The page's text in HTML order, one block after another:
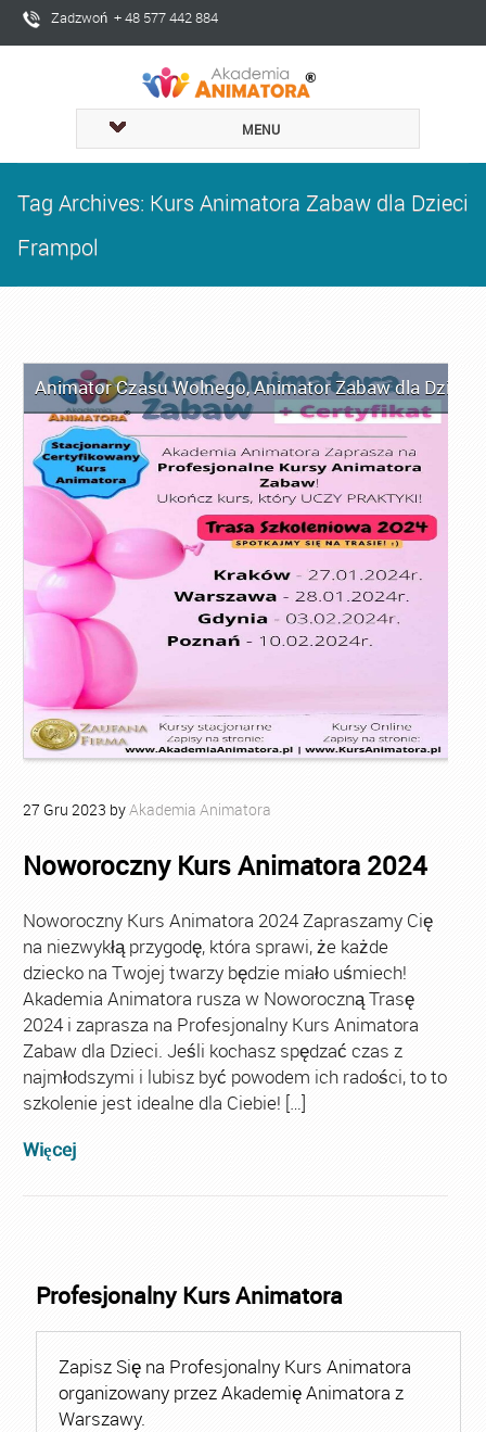
Zadzwoń + 48 577 442 884
MENU
Tag Archives: Kurs Animatora Zabaw dla Dzieci
Frampol
Animator Czasu Wolnego,Animator Zabaw dla Dzieci
27 Gru 2023 byAkademia Animatora
Noworoczny Kurs Animatora 2024
Noworoczny Kurs Animatora 2024 Zapraszamy Cię
na niezwykłą przygodę, która sprawi, że każde
dziecko na Twojej twarzy będzie miało uśmiech!
Akademia Animatora rusza w Noworoczną Trasę
2024 i zaprasza na Profesjonalny Kurs Animatora
Zabaw dla Dzieci. Jeśli kochasz spędzać czas z
najmłodszymi i lubisz być powodem ich radości, to to
szkolenie jest idealne dla Ciebie! […]
Więcej
Profesjonalny Kurs Animatora
Zapisz Się na Profesjonalny Kurs Animatora
organizowany przez Akademię Animatora z
Warszawy.